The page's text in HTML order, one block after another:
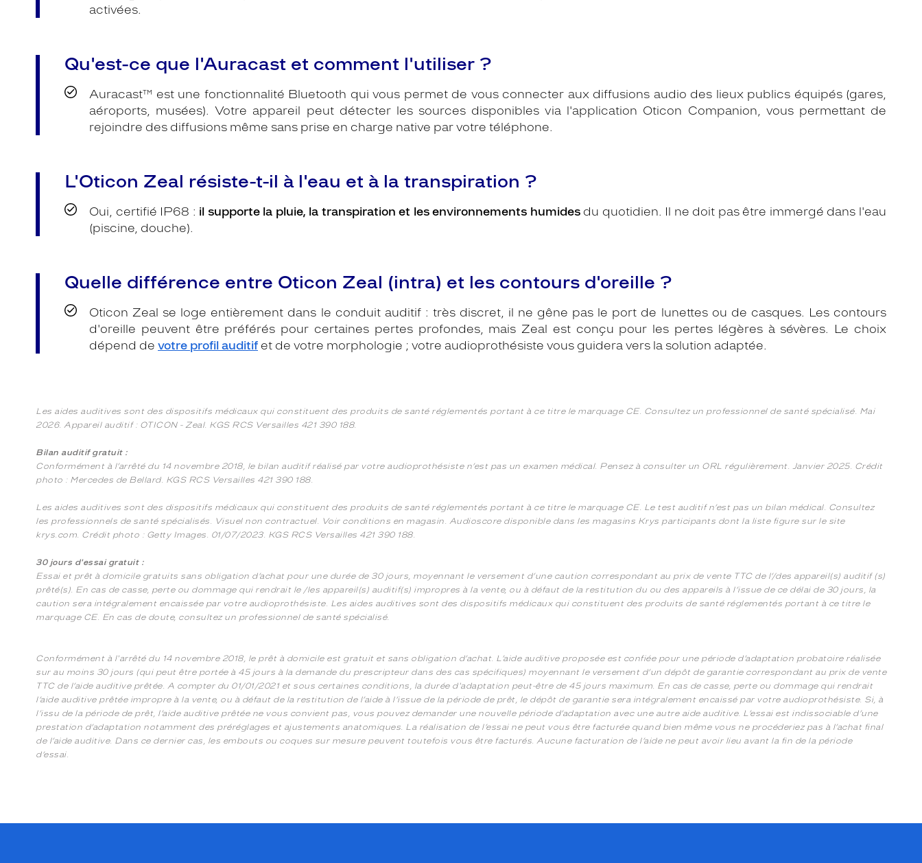
activées.
Qu'est-ce que l'Auracast et comment l'utiliser ?
Auracast™ est une fonctionnalité Bluetooth qui vous permet de vous connecter aux diffusions audio des lieux publics équipés (gares,
aéroports, musées). Votre appareil peut détecter les sources disponibles via l'application Oticon Companion, vous permettant de
rejoindre des diffusions même sans prise en charge native par votre téléphone.
L'Oticon Zeal résiste-t-il à l'eau et à la transpiration ?
Oui, certifié IP68 : il supporte la pluie, la transpiration et les environnements humidesdu quotidien. Il ne doit pas être immergé dans l'eau
(piscine, douche).
Quelle différence entre Oticon Zeal (intra) et les contours d'oreille ?
Oticon Zeal se loge entièrement dans le conduit auditif : très discret, il ne gêne pas le port de lunettes ou de casques. Les contours
d'oreille peuvent être préférés pour certaines pertes profondes, mais Zeal est conçu pour les pertes légères à sévères. Le choix
dépend de votre profil auditif et de votre morphologie ; votre audioprothésiste vous guidera vers la solution adaptée.
Les aides auditives sont des dispositifs médicaux qui constituent des produits de santé réglementés portant à ce titre le marquage CE. Consultez un professionnel de santé spécialisé. Mai
2026. Appareil auditif : OTICON - Zeal. KGS RCS Versailles 421 390 188.
Bilan auditif gratuit :
Conformément à l’arrêté du 14 novembre 2018, le bilan auditif réalisé par votre audioprothésiste n’est pas un examen médical. Pensez à consulter un ORL régulièrement. Janvier 2025. Crédit
photo : Mercedes de Bellard. KGS RCS Versailles 421 390 188.
Les aides auditives sont des dispositifs médicaux qui constituent des produits de santé réglementés portant à ce titre le marquage CE. Le test auditif n’est pas un bilan médical. Consultez
les professionnels de santé spécialisés. Visuel non contractuel. Voir conditions en magasin. Audioscore disponible dans les magasins Krys participants dont la liste figure sur le site
krys.com. Crédit photo : Getty Images. 01/07/2023. KGS RCS Versailles 421 390 188.
30 jours d'essai gratuit :
Essai et prêt à domicile gratuits sans obligation d’achat pour une durée de 30 jours, moyennant le versement d’une caution correspondant au prix de vente TTC de l’/des appareil(s) auditif (s)
prêté(s). En cas de casse, perte ou dommage qui rendrait le /les appareil(s) auditif(s) impropres à la vente, ou à défaut de la restitution du ou des appareils à l’issue de ce délai de 30 jours, la
caution sera intégralement encaissée par votre audioprothésiste. Les aides auditives sont des dispositifs médicaux qui constituent des produits de santé réglementés portant à ce titre le
marquage CE. En cas de doute, consultez un professionnel de santé spécialisé.
Conformément à l'arrêté du 14 novembre 2018, le prêt à domicile est gratuit et sans obligation d’achat. L’aide auditive proposée est confiée pour une période d’adaptation probatoire réalisée
sur au moins 30 jours (qui peut être portée à 45 jours à la demande du prescripteur dans des cas spécifiques) moyennant le versement d’un dépôt de garantie correspondant au prix de vente
TTC de l’aide auditive prêtée. A compter du 01/01/2021 et sous certaines conditions, la durée d'adaptation peut-être de 45 jours maximum. En cas de casse, perte ou dommage qui rendrait
l’aide auditive prêtée impropre à la vente, ou à défaut de la restitution de l’aide à l’issue de la période de prêt, le dépôt de garantie sera intégralement encaissé par votre audioprothésiste. Si, à
l’issu de la période de prêt, l’aide auditive prêtée ne vous convient pas, vous pouvez demander une nouvelle période d’adaptation avec une autre aide auditive. L’essai est indissociable d’une
prestation d’adaptation notamment des préréglages et ajustements anatomiques. La réalisation de l’essai ne peut vous être facturée quand bien même vous ne procéderiez pas à l’achat final
de l’aide auditive. Dans ce dernier cas, les embouts ou coques sur mesure peuvent toutefois vous être facturés. Aucune facturation de l’aide ne peut avoir lieu avant la fin de la période
d’essai.